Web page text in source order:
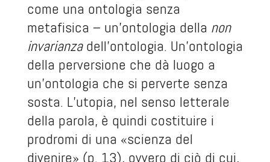
come una ontologia senza
metafisica – un’ontologia della non
invarianzadell’ontologia. Un’ontologia
della perversione che dà luogo a
un’ontologia che si perverte senza
sosta. L’utopia, nel senso letterale
della parola, è quindi costituire i
prodromi di una «scienza del
divenire» (p. 13), ovvero di ciò di cui,